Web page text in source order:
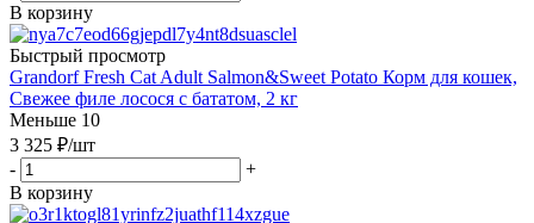
В корзину
Быстрый просмотр
Grandorf Fresh Cat Adult Salmon&Sweet Potato Корм для кошек,
Свежее филе лосося с бататом, 2 кг
Меньше 10
3 325 ₽/шт
-
+
В корзину